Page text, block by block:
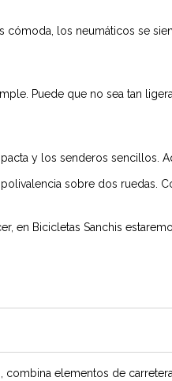
los neumáticos se
Puede que no sea tan
y los senderos sencillos.
sobre dos ruedas.
Bicicletas Sanchis
elementos de